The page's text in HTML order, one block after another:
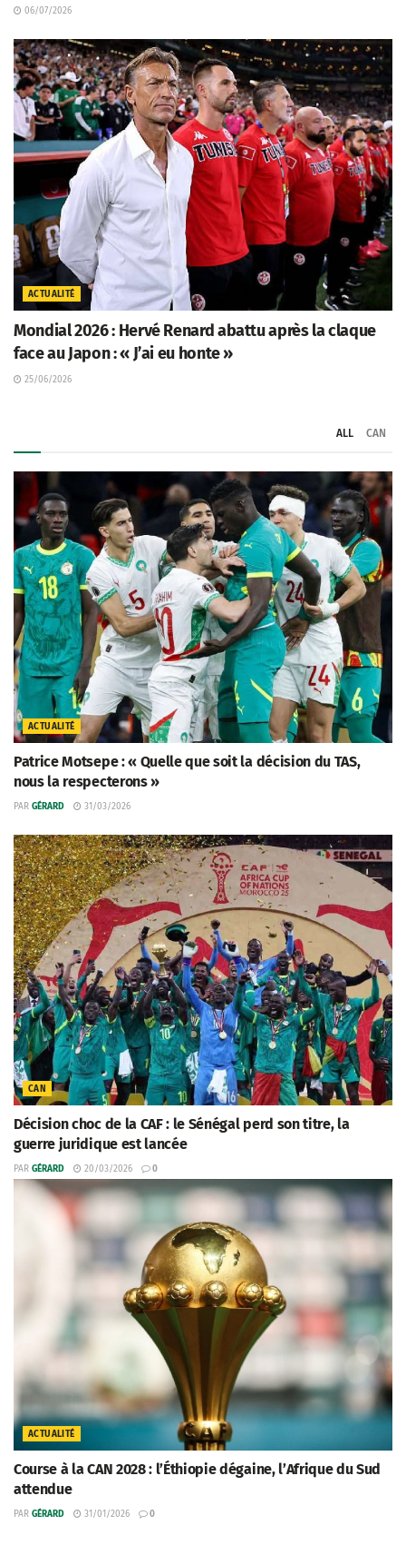
06/07/2026
ACTUALITÉ
Mondial 2026 : Hervé Renard abattu après la claque
face au Japon : « J’ai eu honte »
25/06/2026
ALL CAN
ACTUALITÉ
Patrice Motsepe : « Quelle que soit la décision du TAS,
nous la respecterons »
PAR GÉRARD 31/03/2026
CAN
Décision choc de la CAF : le Sénégal perd son titre, la
guerre juridique est lancée
PAR GÉRARD 20/03/2026 0
ACTUALITÉ
Course à la CAN 2028 : l’Éthiopie dégaine, l’Afrique du Sud
attendue
PAR GÉRARD 31/01/2026 0